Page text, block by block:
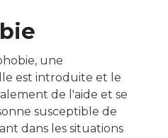
une
est introduite et le
de l'aide et se
susceptible de
dans les situations